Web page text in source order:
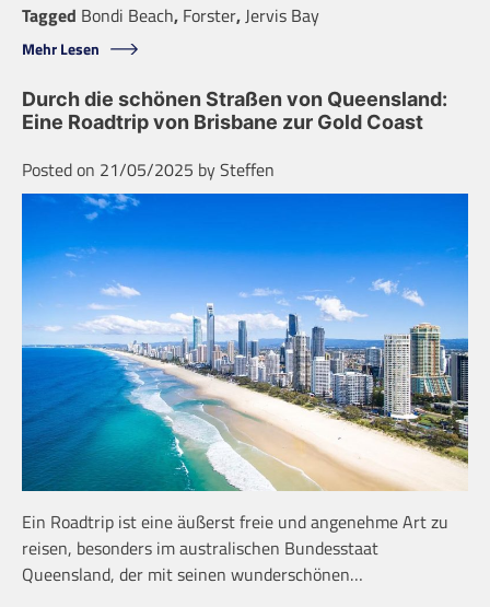
Tagged Bondi Beach, Forster, Jervis Bay
Mehr Lesen
Durch die schönen Straßen von Queensland:
Eine Roadtrip von Brisbane zur Gold Coast
Posted on 21/05/2025 bySteffen
Ein Roadtrip ist eine äußerst freie und angenehme Art zu
reisen, besonders im australischen Bundesstaat
Queensland, der mit seinen wunderschönen…